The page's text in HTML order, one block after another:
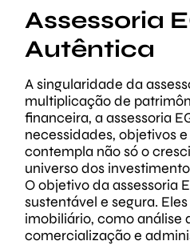
Assessoria
Autêntica
A singularidade da
multiplicação de
financeira, a assessoria
necessidades, objetivos
contempla não só o
universo dos
O objetivo da assessoria
sustentável e segura.
imobiliário, como análise
comercialização e